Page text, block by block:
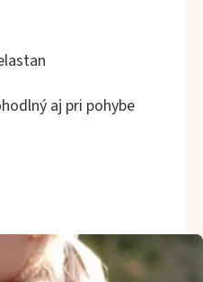
aj pri pohybe